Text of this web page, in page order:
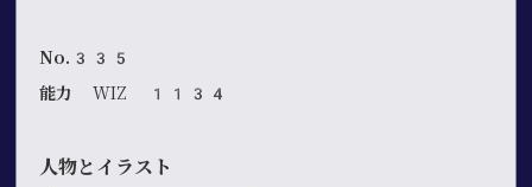
No.335
能力WIZ 1134
人物とイラスト